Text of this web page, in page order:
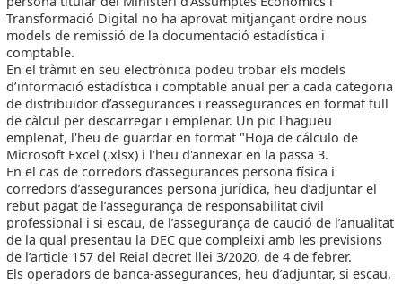
Transformació Digital no ha aprovat mitjançant ordre nous
models de remissió de la documentació estadística i
comptable.
En el tràmit en seu electrònica podeu trobar els models
d’informació estadística i comptable anual per a cada categoria
de distribuïdor d’assegurances i reassegurances en format full
de càlcul per descarregar i emplenar. Un pic l'hagueu
emplenat, l'heu de guardar en format "Hoja de cálculo de
Microsoft Excel (.xlsx) i l'heu d'annexar en la passa 3.
En el cas de corredors d’assegurances persona física i
corredors d’assegurances persona jurídica, heu d’adjuntar el
rebut pagat de l’assegurança de responsabilitat civil
professional i si escau, de l’assegurança de caució de l’anualitat
de la qual presentau la DEC que compleixi amb les previsions
de l’article 157 del Reial decret llei 3/2020, de 4 de febrer.
Els operadors de banca-assegurances, heu d’adjuntar, si escau,